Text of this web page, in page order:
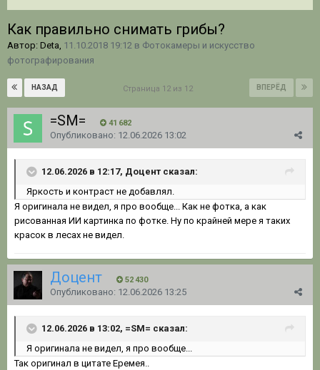
Как правильно снимать грибы?
Автор: Deta, 11.10.2018 19:12 в Фотокамеры и искусство
фотографирования
НАЗАД ВПЕРЁД
Страница 12 из 12
=SM= 41 682
Опубликовано: 12.06.2026 13:02
12.06.2026 в 12:17, Доцент сказал:
Яркость и контраст не добавлял.
Я оригинала не видел, я про вообще... Как не фотка, а как
рисованная ИИ картинка по фотке. Ну по крайней мере я таких
красок в лесах не видел.
Доцент 52 430
Опубликовано: 12.06.2026 13:25
12.06.2026 в 13:02, =SM= сказал:
Я оригинала не видел, я про вообще...
Так оригинал в цитате Еремея..